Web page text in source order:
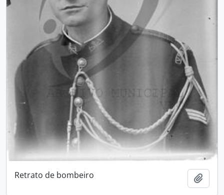
Retrato de bombeiro